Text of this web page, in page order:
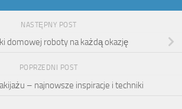
NASTĘPNY POST
domowej roboty na każdą okazję
POPRZEDNI POST
– najnowsze inspiracje i techniki